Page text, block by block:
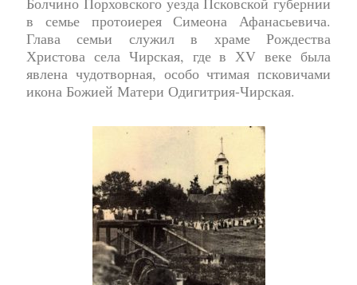
в семье протоиерея Симеона Афанасьевича.
Глава семьи служил в храме Рождества
Христова села Чирская, где в ХV веке была
явлена чудотворная, особо чтимая псковичами
икона Божией Матери Одигитрия-Чирская.